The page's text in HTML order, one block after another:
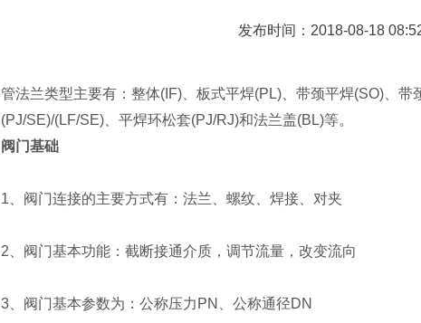
发布时间：2018-08-18
管法兰类型主要有：整体(IF)、板式平焊(PL)、带颈平焊(SO)、
(PJ/SE)/(LF/SE)、平焊环松套(PJ/RJ)和法兰盖(BL)等。
阀门基础
1、阀门连接的主要方式有：法兰、螺纹、焊接、对夹
2、阀门基本功能：截断接通介质，调节流量，改变流向
3、阀门基本参数为：公称压力PN、公称通径DN